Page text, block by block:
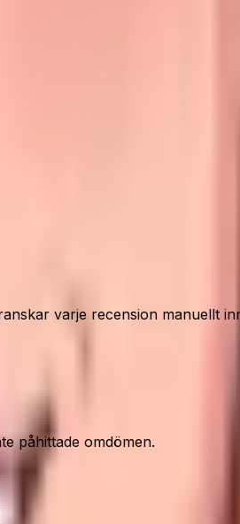
varje recension manuellt
påhittade omdömen.